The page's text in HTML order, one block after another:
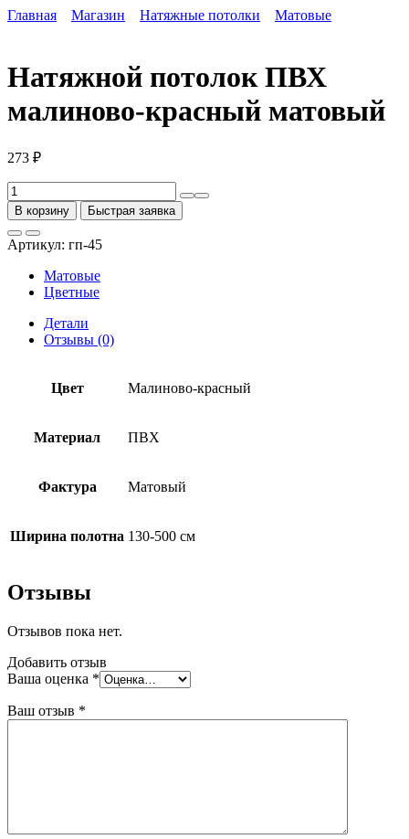
Главная
Магазин Натяжные потолки Матовые
Натяжной потолок ПВХ
малиново-красный матовый
273 ₽
Количество
товара
Натяжной
потолок
ПВХ
малиново-
красный
матовый
В корзину Быстрая заявка
Артикул: гп-45
Матовые
Цветные
Детали
Отзывы (0)
Цвет Малиново-красный
Материал ПВХ
Фактура Матовый
Ширина полотна 130-500 см
Отзывы
Отзывов пока нет.
Добавить отзыв
Ваша оценка *
Ваш отзыв *